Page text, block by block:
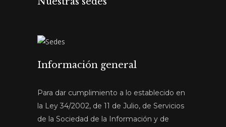
Información general
Para dar cumplimiento a lo establecido en
la Ley 34/2002, de 11 de Julio, de Servicios
de la Sociedad de la Información y de